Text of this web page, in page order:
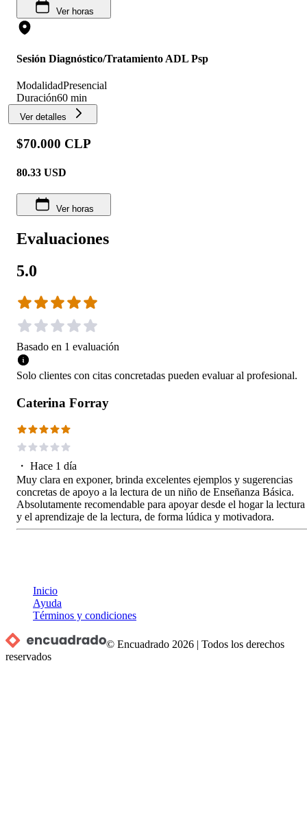
Ver horas
Sesión Diagnóstico/Tratamiento ADL Psp
ModalidadPresencial
Duración60 min
Ver detalles
$70.000 CLP
80.33 USD
Ver horas
Evaluaciones
5.0
Basado en 1 evaluación
Solo clientes con citas concretadas pueden evaluar al profesional.
Caterina Forray
・ Hace 1 día
Muy clara en exponer, brinda excelentes ejemplos y sugerencias
concretas de apoyo a la lectura de un niño de Enseñanza Básica.
Absolutamente recomendable para apoyar desde el hogar la lectura
y el aprendizaje de la lectura, de forma lúdica y motivadora.
Inicio
Ayuda
Términos y condiciones
© Encuadrado 2026 |Todos los derechos
reservados